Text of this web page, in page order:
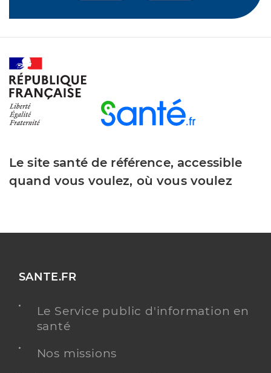
Le site santé de référence, accessible
quand vous voulez, où vous voulez
SANTE.FR
Le Service public d'information en
santé
Nos missions